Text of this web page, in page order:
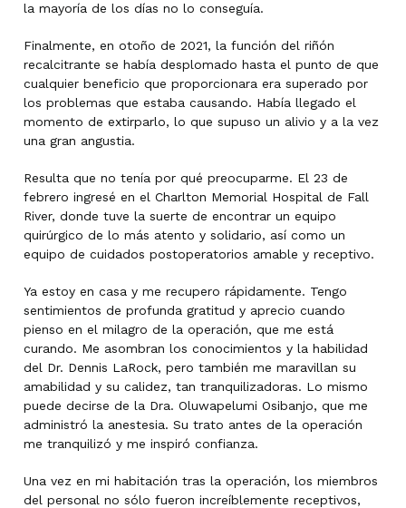
la mayoría de los días no lo conseguía.
Finalmente, en otoño de 2021, la función del riñón
recalcitrante se había desplomado hasta el punto de que
cualquier beneficio que proporcionara era superado por
los problemas que estaba causando. Había llegado el
momento de extirparlo, lo que supuso un alivio y a la vez
una gran angustia.
Resulta que no tenía por qué preocuparme. El 23 de
febrero ingresé en el Charlton Memorial Hospital de Fall
River, donde tuve la suerte de encontrar un equipo
quirúrgico de lo más atento y solidario, así como un
equipo de cuidados postoperatorios amable y receptivo.
Ya estoy en casa y me recupero rápidamente. Tengo
sentimientos de profunda gratitud y aprecio cuando
pienso en el milagro de la operación, que me está
curando. Me asombran los conocimientos y la habilidad
del Dr. Dennis LaRock, pero también me maravillan su
amabilidad y su calidez, tan tranquilizadoras. Lo mismo
puede decirse de la Dra. Oluwapelumi Osibanjo, que me
administró la anestesia. Su trato antes de la operación
me tranquilizó y me inspiró confianza.
Una vez en mi habitación tras la operación, los miembros
del personal no sólo fueron increíblemente receptivos,